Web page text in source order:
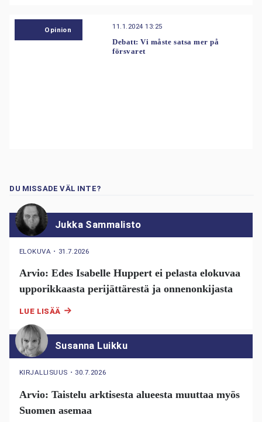
Opinion 11.1.2024 13:25
Debatt: Vi måste satsa mer på
försvaret
DU MISSADE VÄL INTE?
Jukka Sammalisto
ELOKUVA ・ 31.7.2026
Arvio: Edes Isabelle Huppert ei pelasta elokuvaa
upporikkaasta perijättärestä ja onnenonkijasta
LUE LISÄÄ
Susanna Luikku
KIRJALLISUUS ・ 30.7.2026
Arvio: Taistelu arktisesta alueesta muuttaa myös
Suomen asemaa